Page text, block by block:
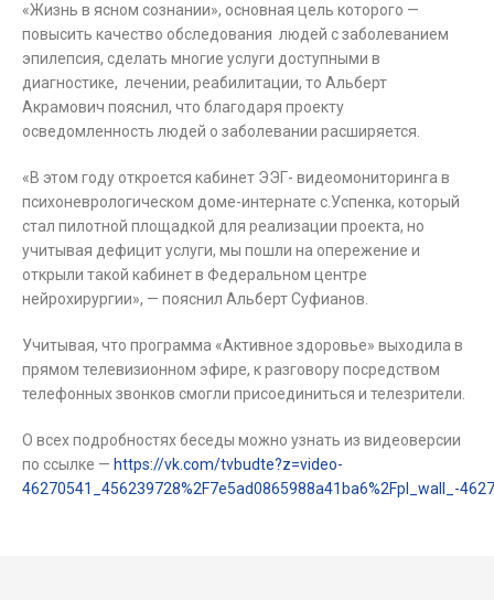
«Жизнь в ясном сознании», основная цель которого —
повысить качество обследования людей с заболеванием
эпилепсия, сделать многие услуги доступными в
диагностике, лечении, реабилитации, то Альберт
Акрамович пояснил, что благодаря проекту
осведомленность людей о заболевании расширяется.
«В этом году откроется кабинет ЭЭГ- видеомониторинга в
психоневрологическом доме-интернате с.Успенка, который
стал пилотной площадкой для реализации проекта, но
учитывая дефицит услуги, мы пошли на опережение и
открыли такой кабинет в Федеральном центре
нейрохирургии», — пояснил Альберт Суфианов.
Учитывая, что программа «Активное здоровье» выходила в
прямом телевизионном эфире, к разговору посредством
телефонных звонков смогли присоединиться и телезрители.
О всех подробностях беседы можно узнать из видеоверсии
по ссылке — https://vk.com/tvbudte?z=video-
46270541_456239728%2F7e5ad0865988a41ba6%2Fpl_wall_-